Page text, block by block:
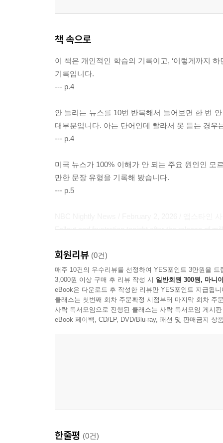
책 속으로
이 책은 개인적인 학습의 기록이고, ‘이렇게까지
기록입니다.
--- p.4
안 들리는 뉴스를 10번 반복해서 들어보면 한 번
대부분입니다. 아는 단어인데 빨라서 못 듣는 경우
--- p.4
미국 뉴스가 100% 이해가 안 되는 주요 원인인 모
만한 문장 유형을 기록해 봤습니다.
--- p.5
Fallout and frustration tonight after the release of
116. fallout
핵폭발 등으로 발생하는 방사성 낙진, 어떤 사건
정치적 스캔들이나 사업상 실패 이후 겪게 되는
--- p.8
회원리뷰 (0건)
매주 10건의 우수리뷰를 선정하여 YES포인트 3만원을 드
3,000원 이상 구매 후 리뷰 작성 시 일반회원 300원, 마니
eBook은 다운로드 후 작성한 리뷰만 YES포인트 지급됩니
클래스는 첫번째 회차 주문확정 시점부터 마지막 회차 주
사락 독서모임으로 진행된 클래스는 사락 독서모임 게시
eBook 페이백, CD/LP, DVD/Blu-ray, 패션 및 판매금지 상
한줄평 (0건)